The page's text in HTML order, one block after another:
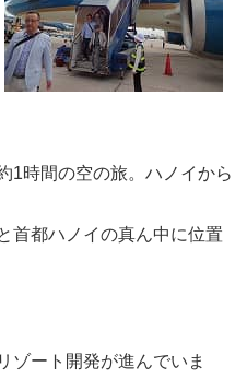
1時間の空の旅。ハノイから
首都ハノイの真ん中に位置
ゾート開発が進んでいま